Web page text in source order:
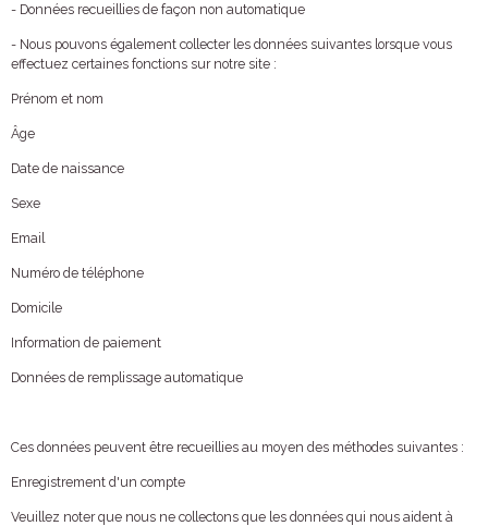
- Données recueillies de façon non automatique
- Nous pouvons également collecter les données suivantes lorsque vous
effectuez certaines fonctions sur notre site :
Prénom et nom
Âge
Date de naissance
Sexe
Email
Numéro de téléphone
Domicile
Information de paiement
Données de remplissage automatique
Ces données peuvent être recueillies au moyen des méthodes suivantes :
Enregistrement d'un compte
Veuillez noter que nous ne collectons que les données qui nous aident à